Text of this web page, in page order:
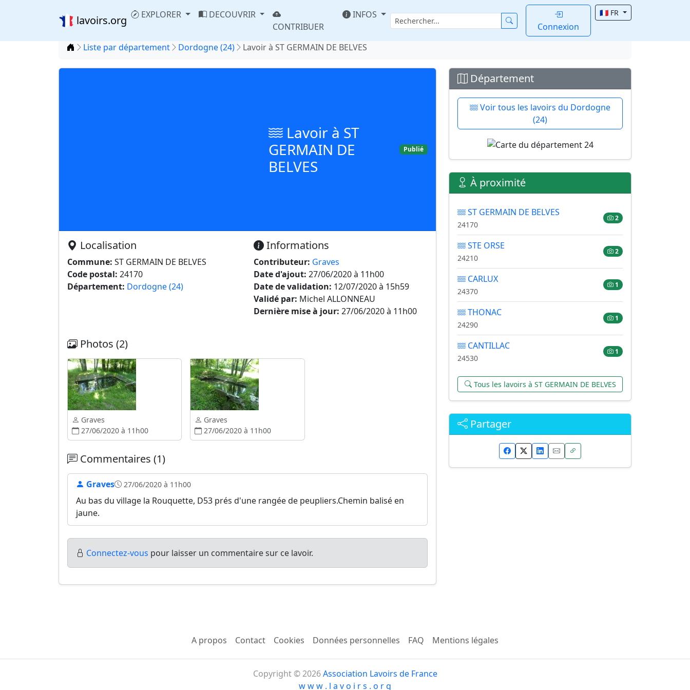
lavoirs.org EXPLORER
DECOUVRIR
CONTRIBUER
INFOS
Connexion
🇫🇷 FR
Accueil
Liste par département Dordogne (24) Lavoir à ST GERMAIN DE BELVES
Lavoir à ST
GERMAIN DE
BELVES
Publié
Localisation
Commune: ST GERMAIN DE BELVES
Code postal: 24170
Département: Dordogne (24)
Informations
Contributeur: Graves
Date d'ajout: 27/06/2020 à 11h00
Date de validation: 12/07/2020 à 15h59
Validé par: Michel ALLONNEAU
Dernière mise à jour: 27/06/2020 à 11h00
Photos (2)
Graves
27/06/2020 à 11h00
Graves
27/06/2020 à 11h00
Commentaires (1)
Graves 27/06/2020 à 11h00
Au bas du village la Rouquette, D53 prés d'une rangée de peupliers.Chemin balisé en
jaune.
Connectez-vous pour laisser un commentaire sur ce lavoir.
Département
Voir tous les lavoirs du Dordogne
(24)
À proximité
ST GERMAIN DE BELVES
24170
2
STE ORSE
24210
2
CARLUX
24370
1
THONAC
24290
1
CANTILLAC
24530
1
Tous les lavoirs à ST GERMAIN DE BELVES
Partager
A propos Contact Cookies Données personnelles FAQ Mentions légales
Copyright © 2026Association Lavoirs de France
w w w . l a v o i r s . o r g